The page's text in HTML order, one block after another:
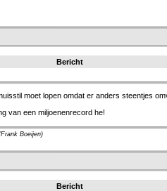
Bericht
moet lopen omdat er anders steentjes
van een miljoenenrecord he!
Boeijen)
Bericht